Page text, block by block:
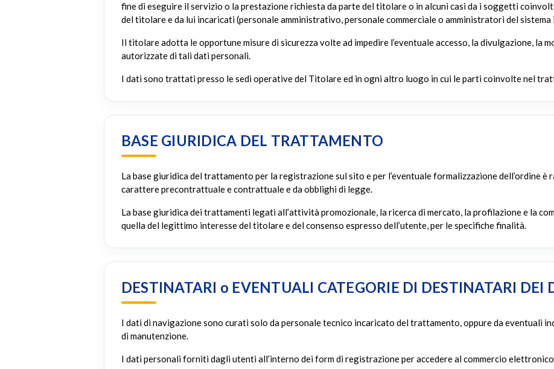
fine di eseguire il servizio o la prestazione richiesta da parte del titolare o in alcuni casi da i soggetti
del titolare e da lui incaricati (personale amministrativo, personale commerciale o amministratori del
Il titolare adotta le opportune misure di sicurezza volte ad impedire l’eventuale accesso, la divulgazione, la
autorizzate di tali dati personali.
I dati sono trattati presso le sedi operative del Titolare ed in ogni altro luogo in cui le parti coinvolte nel
BASE GIURIDICA DEL TRATTAMENTO
La base giuridica del trattamento per la registrazione sul sito e per l’eventuale formalizzazione dell’ordine è
carattere precontrattuale e contrattuale e da obblighi di legge.
La base giuridica dei trattamenti legati all’attività promozionale, la ricerca di mercato, la profilazione e la
quella del legittimo interesse del titolare e del consenso espresso dell’utente, per le specifiche finalità.
DESTINATARI o EVENTUALI CATEGORIE DI DESTINATARI DEI
I dati di navigazione sono curati solo da personale tecnico incaricato del trattamento, oppure da eventuali
di manutenzione.
I dati personali forniti dagli utenti all’interno dei form di registrazione per accedere al commercio